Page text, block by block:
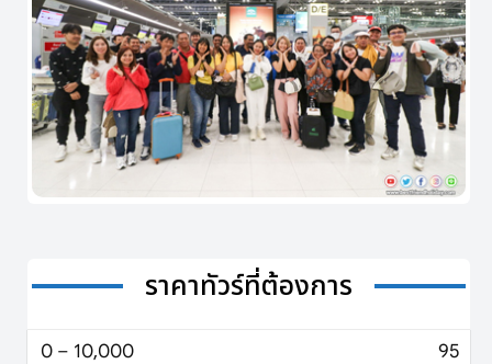
ราคาทัวร์ที่ต้องการ
0 – 10,000
95